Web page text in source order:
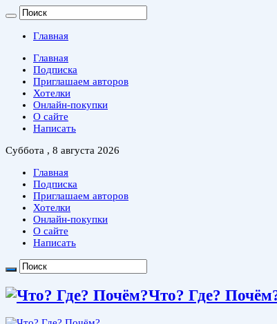
Главная
Главная
Подписка
Приглашаем авторов
Хотелки
Онлайн-покупки
О сайте
Написать
Суббота , 8 августа 2026
Главная
Подписка
Приглашаем авторов
Хотелки
Онлайн-покупки
О сайте
Написать
Что? Где?